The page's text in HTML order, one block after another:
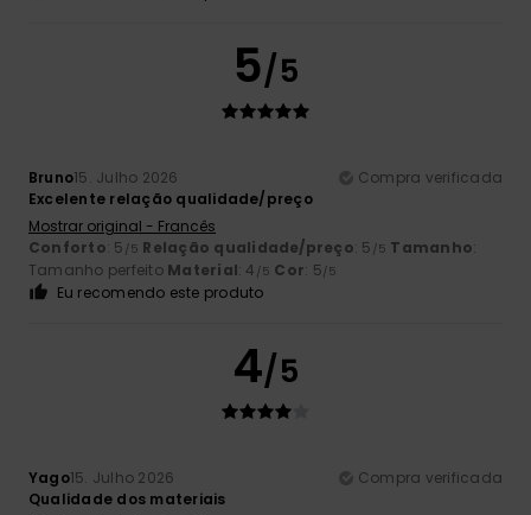
5/5
Bruno15. Julho 2026
Compra verificada
Excelente relação qualidade/preço
Mostrar original - Francês
Conforto: 5 /5 Relação qualidade/preço: 5 /5 Tamanho:
Tamanho perfeito Material: 4 /5 Cor: 5/5
Eu recomendo este produto
4/5
Yago15. Julho 2026
Compra verificada
Qualidade dos materiais